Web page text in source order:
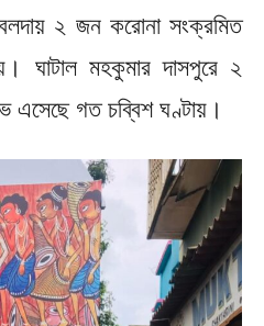
২ জন করোনা সংক্রমিত
ঘাটাল মহকুমার দাসপুরে ২
এসেছে গত চব্বিশ ঘণ্টায়।